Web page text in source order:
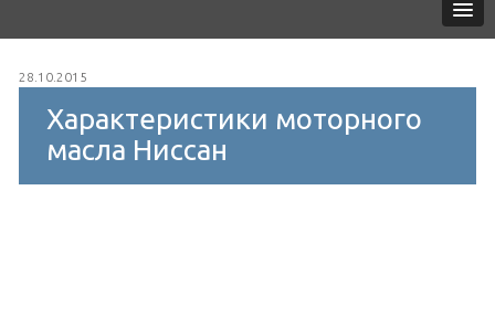
28.10.2015
Характеристики моторного
масла Ниссан